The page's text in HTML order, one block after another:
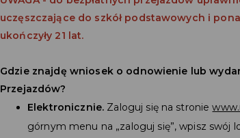
uczęszczające do szkół podstawowych i
ukończyły 21 lat.
Gdzie znajdę wniosek o odnowienie lub
Przejazdów?
Elektronicznie. Zaloguj się na stronie
górnym menu na „zaloguj się”, wpisz swój